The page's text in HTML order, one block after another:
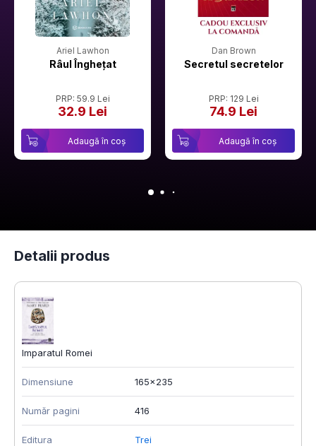
Ariel Lawhon
Râul Înghețat
PRP: 59.9 Lei
32.9 Lei
Adaugă în coș
Dan Brown
Secretul secretelor
PRP: 129 Lei
74.9 Lei
Adaugă în coș
Detalii produs
Imparatul Romei
Dimensiune 165x235
Număr pagini 416
Editura Trei